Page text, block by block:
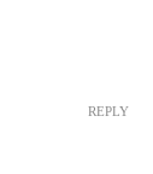
REPLY